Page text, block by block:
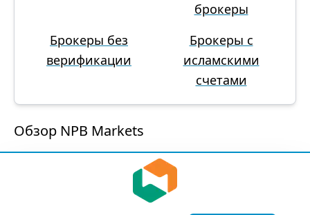
брокеры
Брокеры без
верификации
Брокеры с
исламскими
счетами
Обзор NPB Markets